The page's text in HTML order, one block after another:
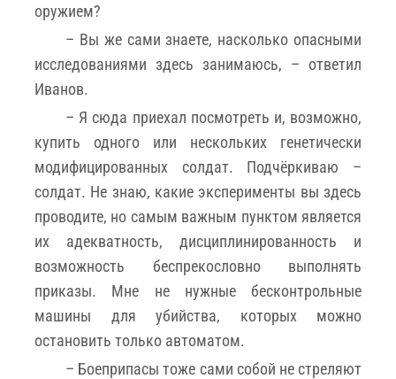
оружием?
– Вы же сами знаете, насколько опасными
исследованиями здесь занимаюсь, – ответил
Иванов.
– Я сюда приехал посмотреть и, возможно,
купить одного или нескольких генетически
модифицированных солдат. Подчёркиваю –
солдат. Не знаю, какие эксперименты вы здесь
проводите, но самым важным пунктом является
их адекватность, дисциплинированность и
возможность беспрекословно выполнять
приказы. Мне не нужные бесконтрольные
машины для убийства, которых можно
остановить только автоматом.
– Боеприпасы тоже сами собой не стреляют